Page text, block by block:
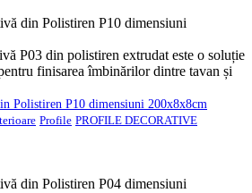
Polistiren P10 dimensiuni 200x8x8cm
Profile PROFILE DECORATIVE